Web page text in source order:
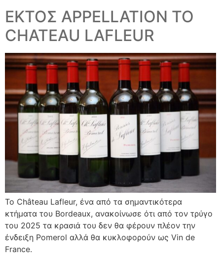
ΕΚΤΟΣ APPELLATION TO
CHATEAU LAFLEUR
Το Château Lafleur, ένα από τα σημαντικότερα
κτήματα του Bordeaux, ανακοίνωσε ότι από τον τρύγο
του 2025 τα κρασιά του δεν θα φέρουν πλέον την
ένδειξη Pomerol αλλά θα κυκλοφορούν ως Vin de
France.